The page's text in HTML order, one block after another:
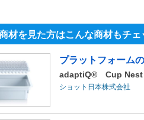
材を見た方はこんな商材もチェ
プラットフォーム
adaptiQ® Cup Nest
ショット日本株式会社